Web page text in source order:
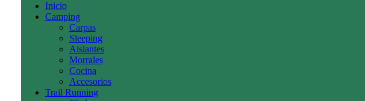
Inicio
Camping
Carpas
Sleeping
Aislantes
Morrales
Cocina
Accesorios
Trail Running